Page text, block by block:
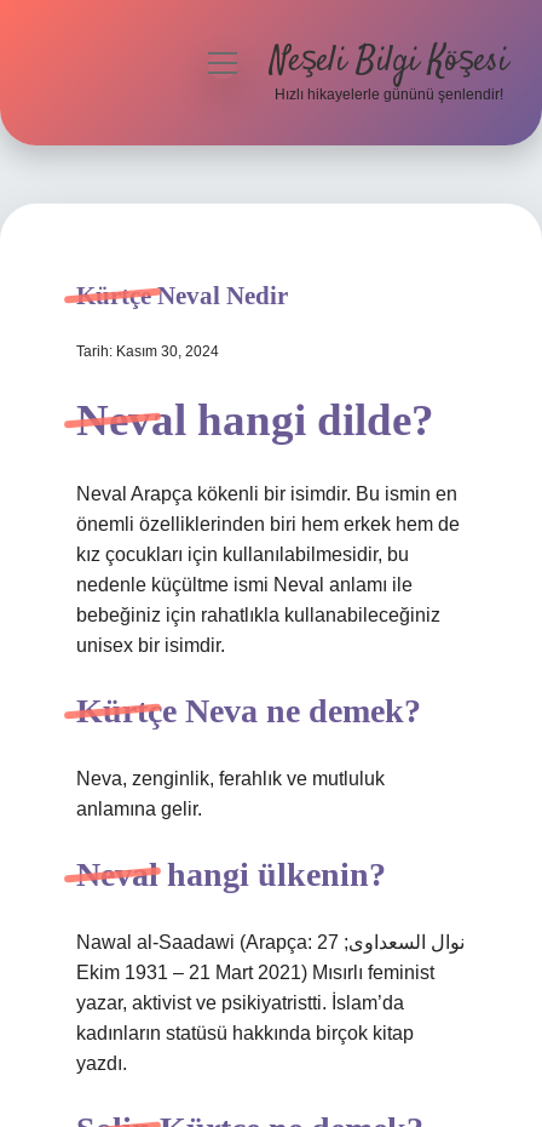
Hakkımızda
menüyüNeşeli Bilgi Köşesi
Hızlı hikayelerle gününü şenlendir!
Kürtçe Neval Nedir
Tarih: Kasım 30, 2024
Neval hangi dilde?
Neval Arapça kökenli bir isimdir. Bu ismin en
önemli özelliklerinden biri hem erkek hem de
kız çocukları için kullanılabilmesidir, bu
nedenle küçültme ismi Neval anlamı ile
bebeğiniz için rahatlıkla kullanabileceğiniz
unisex bir isimdir.
Kürtçe Neva ne demek?
Neva, zenginlik, ferahlık ve mutluluk
anlamına gelir.
Neval hangi ülkenin?
Nawal al-Saadawi (Arapça: نوال السعداوى; 27
Ekim 1931 – 21 Mart 2021) Mısırlı feminist
yazar, aktivist ve psikiyatristti. İslam’da
kadınların statüsü hakkında birçok kitap
yazdı.